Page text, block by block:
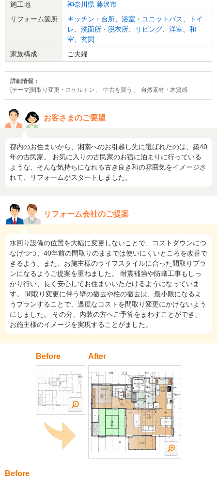
施工地
神奈川県 藤沢市
リフォーム箇所
キッチン・台所 浴室・ユニットバス
トイ
レ
洗面所・脱衣所 リビング 洋室
和
室
玄関
家族構成
ご夫婦
詳細情報：
[テーマ]間取り変更・スケルトン 、 中古を買う 、 自然素材・木質感
お客さまのご要望
都内のお住まいから、湘南へのお引越し先に選ばれたのは、築40
年の古民家。 お気に入りの古民家のお宿に泊まりに行っている
ような、そんな気持ちになれる古き良き和の雰囲気をイメージさ
れて、リフォームがスタートしました。
リフォーム会社のご提案
水回り設備の位置を大幅に変更しないことで、コストダウンにつ
なげつつ、40年前の間取りのままでは使いにくいところを改善で
きるよう、また、お施主様のライフスタイルに合った間取りプラ
ンになるようご提案を重ねました。 耐震補強や防蟻工事もしっ
かり行い、長く安心してお住まいいただけるようになっていま
す。 間取り変更に伴う壁の撤去や柱の撤去は、最小限になるよ
うプランすることで、過度なコストを間取り変更にかけないよう
にしました。 その分、内装の方へご予算をまわすことができ、
お施主様のイメージを実現することがました。
Before After
Before